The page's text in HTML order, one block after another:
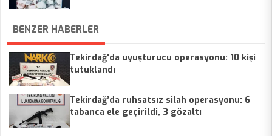
BENZER HABERLER
Tekirdağ'da uyuşturucu operasyonu: 10 kişi
tutuklandı
Tekirdağ’da ruhsatsız silah operasyonu: 6
tabanca ele geçirildi, 3 gözaltı